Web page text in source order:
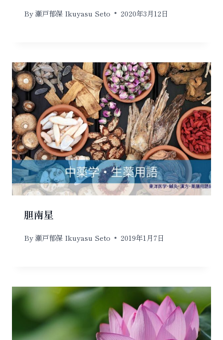
By瀬戸郁保 Ikuyasu Seto 2020年3月12日
胆南星
By瀬戸郁保 Ikuyasu Seto 2019年1月7日